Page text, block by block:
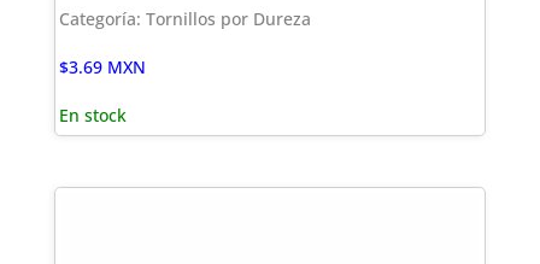
Categoría: Tornillos por Dureza
$3.69 MXN
En stock